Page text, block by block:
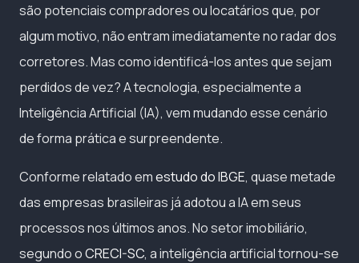
são potenciais compradores ou locatários que, por
algum motivo, não entram imediatamente no radar dos
corretores. Mas como identificá-los antes que sejam
perdidos de vez? A tecnologia, especialmente a
Inteligência Artificial (IA), vem mudando esse cenário
de forma prática e surpreendente.
Conforme relatado emestudo do IBGE, quase metade
das empresas brasileiras já adotou a IA em seus
processos nos últimos anos. No setor imobiliário,
segundo oCRECI-SC, a inteligência artificial tornou-se